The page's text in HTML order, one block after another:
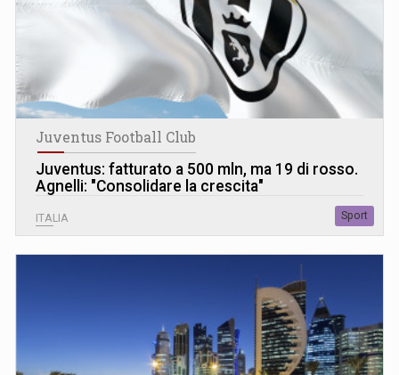
Juventus Football Club
Juventus: fatturato a 500 mln, ma 19 di rosso.
Agnelli: "Consolidare la crescita"
ITALIA Sport